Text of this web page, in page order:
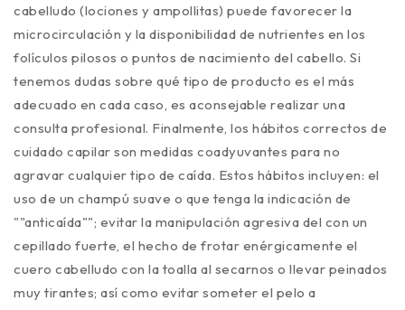
cabelludo (lociones y ampollitas) puede favorecer la
microcirculación y la disponibilidad de nutrientes en los
folículos pilosos o puntos de nacimiento del cabello. Si
tenemos dudas sobre qué tipo de producto es el más
adecuado en cada caso, es aconsejable realizar una
consulta profesional. Finalmente, los hábitos correctos de
cuidado capilar son medidas coadyuvantes para no
agravar cualquier tipo de caída. Estos hábitos incluyen: el
uso de un champú suave o que tenga la indicación de
""anticaída""; evitar la manipulación agresiva del con un
cepillado fuerte, el hecho de frotar enérgicamente el
cuero cabelludo con la toalla al secarnos o llevar peinados
muy tirantes; así como evitar someter el pelo a